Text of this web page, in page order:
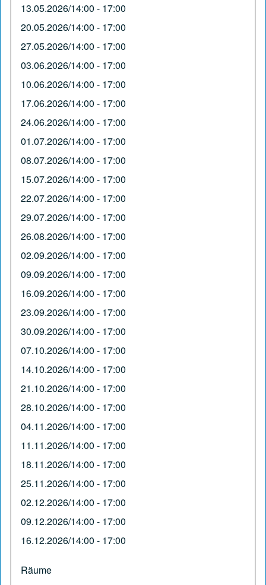
13.05.2026/14:00 - 17:00
20.05.2026/14:00 - 17:00
27.05.2026/14:00 - 17:00
03.06.2026/14:00 - 17:00
10.06.2026/14:00 - 17:00
17.06.2026/14:00 - 17:00
24.06.2026/14:00 - 17:00
01.07.2026/14:00 - 17:00
08.07.2026/14:00 - 17:00
15.07.2026/14:00 - 17:00
22.07.2026/14:00 - 17:00
29.07.2026/14:00 - 17:00
26.08.2026/14:00 - 17:00
02.09.2026/14:00 - 17:00
09.09.2026/14:00 - 17:00
16.09.2026/14:00 - 17:00
23.09.2026/14:00 - 17:00
30.09.2026/14:00 - 17:00
07.10.2026/14:00 - 17:00
14.10.2026/14:00 - 17:00
21.10.2026/14:00 - 17:00
28.10.2026/14:00 - 17:00
04.11.2026/14:00 - 17:00
11.11.2026/14:00 - 17:00
18.11.2026/14:00 - 17:00
25.11.2026/14:00 - 17:00
02.12.2026/14:00 - 17:00
09.12.2026/14:00 - 17:00
16.12.2026/14:00 - 17:00
Räume